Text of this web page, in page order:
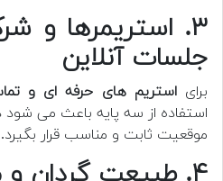
۳. استریمرها و
جلسات آنلاین
برایاستریم های حرفه ای و
استفاده از سه پایه باعث می
موقعیت ثابت و مناسب قرار بگیرد.